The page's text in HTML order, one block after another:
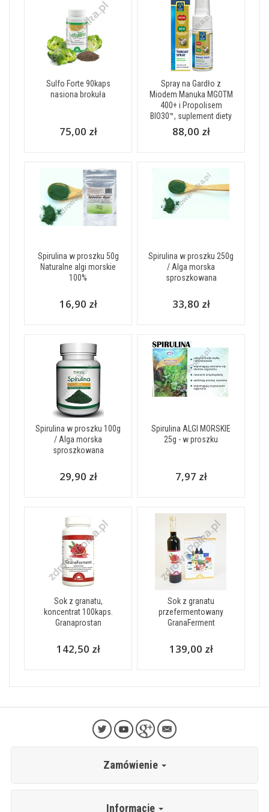
Sulfo Forte 90kaps
nasiona brokuła
75,00 zł
Spray na Gardło z
Miodem Manuka MGOTM
400+ i Propolisem
BIO30™, suplement diety
88,00 zł
Spirulina w proszku 50g
Naturalne algi morskie
100%
16,90 zł
Spirulina w proszku 250g
/ Alga morska
sproszkowana
33,80 zł
Spirulina w proszku 100g
/ Alga morska
sproszkowana
29,90 zł
Spirulina ALGI MORSKIE
25g - w proszku
7,97 zł
Sok z granatu,
koncentrat 100kaps.
Granaprostan
142,50 zł
Sok z granatu
przefermentowany
GranaFerment
139,00 zł
Zamówienie
Informacje